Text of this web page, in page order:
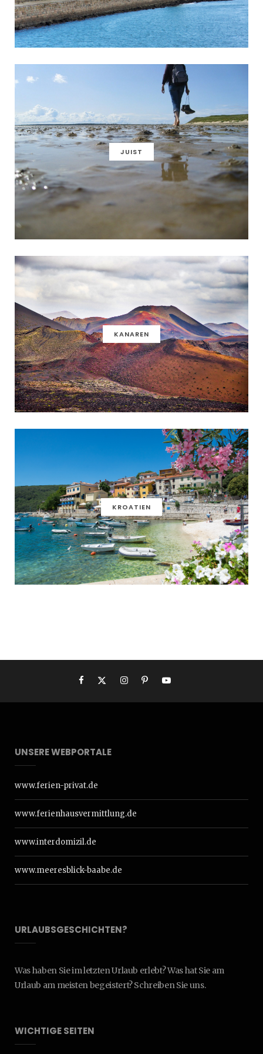
JUIST
KANAREN
KROATIEN
UNSERE WEBPORTALE
www.ferien-privat.de
www.ferienhausvermittlung.de
www.interdomizil.de
www.meeresblick-baabe.de
URLAUBSGESCHICHTEN?
Was haben Sie im letzten Urlaub erlebt? Was hat Sie am
Urlaub am meisten begeistert? Schreiben Sie uns.
WICHTIGE SEITEN